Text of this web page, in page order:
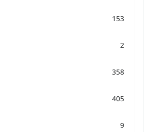
153
2
358
405
9